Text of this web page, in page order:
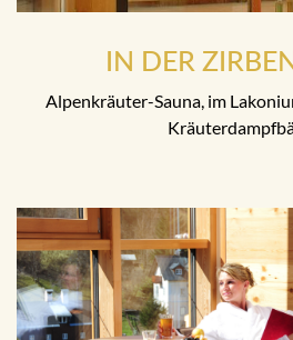
IN DER
Alpenkräuter-Sauna, im